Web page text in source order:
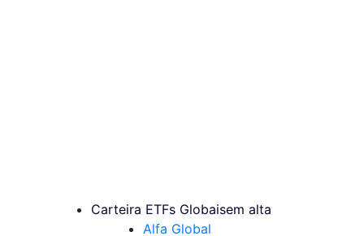
Carteira ETFs Globaisem alta
Alfa Global